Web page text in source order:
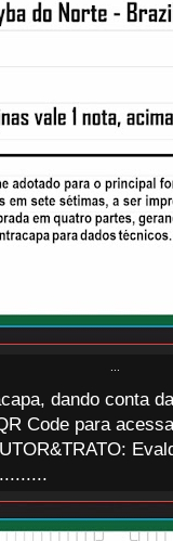
dando conta
Code para